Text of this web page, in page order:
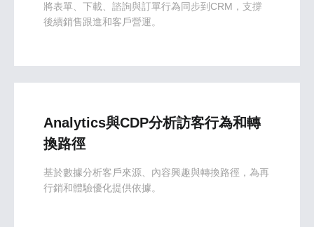
將表單、下載、諮詢與訂單行為同步到CRM，支撐
後續銷售跟進和客戶營運。
Analytics與CDP分析訪客行為和轉
換路徑
基於數據分析客戶來源、內容興趣與轉換路徑，為再
行銷和體驗優化提供依據。